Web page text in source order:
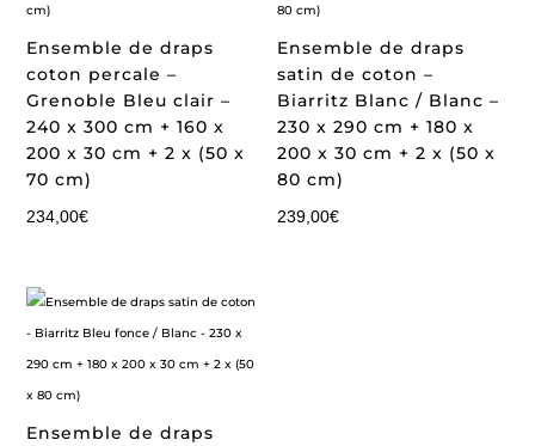
Ensemble de draps
coton percale –
Grenoble Bleu clair –
240 x 300 cm + 160 x
200 x 30 cm + 2 x (50 x
70 cm)
234,00€
Ensemble de draps
satin de coton –
Biarritz Blanc / Blanc –
230 x 290 cm + 180 x
200 x 30 cm + 2 x (50 x
80 cm)
239,00€
Ensemble de draps